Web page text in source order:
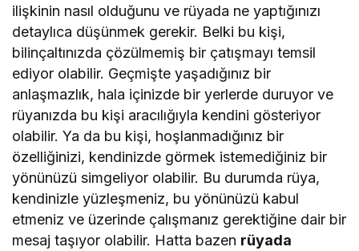
ilişkinin nasıl olduğunu ve rüyada ne yaptığınızı
detaylıca düşünmek gerekir. Belki bu kişi,
bilinçaltınızda çözülmemiş bir çatışmayı temsil
ediyor olabilir. Geçmişte yaşadığınız bir
anlaşmazlık, hala içinizde bir yerlerde duruyor ve
rüyanızda bu kişi aracılığıyla kendini gösteriyor
olabilir. Ya da bu kişi, hoşlanmadığınız bir
özelliğinizi, kendinizde görmek istemediğiniz bir
yönünüzü simgeliyor olabilir. Bu durumda rüya,
kendinizle yüzleşmeniz, bu yönünüzü kabul
etmeniz ve üzerinde çalışmanız gerektiğine dair bir
mesaj taşıyor olabilir. Hatta bazen rüyada